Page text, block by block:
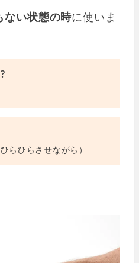
ない状態の時に使いま
らひらさせながら）